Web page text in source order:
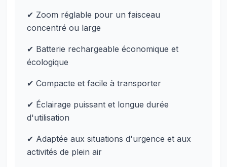
✔ Zoom réglable pour un faisceau
concentré ou large
✔ Batterie rechargeable économique et
écologique
✔ Compacte et facile à transporter
✔ Éclairage puissant et longue durée
d'utilisation
✔ Adaptée aux situations d'urgence et aux
activités de plein air